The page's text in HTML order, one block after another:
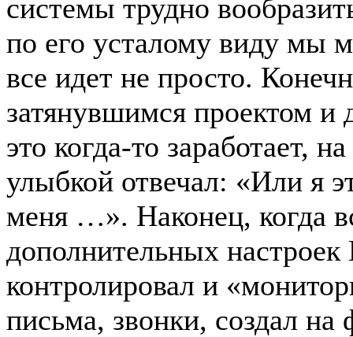
системы трудно
по его усталому виду мы
все идет не просто.
затянувшимся проектом
это когда-то заработает,
улыбкой отвечал: «Или я
меня …». Наконец, когда
дополнительных
контролировал и
письма, звонки, создал